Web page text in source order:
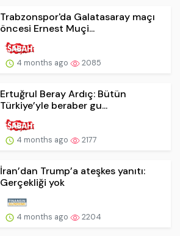
Trabzonspor'da Galatasaray maçı
öncesi Ernest Muçi...
4 months ago 2085
Ertuğrul Beray Ardıç: Bütün
Türkiye’yle beraber gu...
4 months ago 2177
İran’dan Trump’a ateşkes yanıtı:
Gerçekliği yok
4 months ago 2204